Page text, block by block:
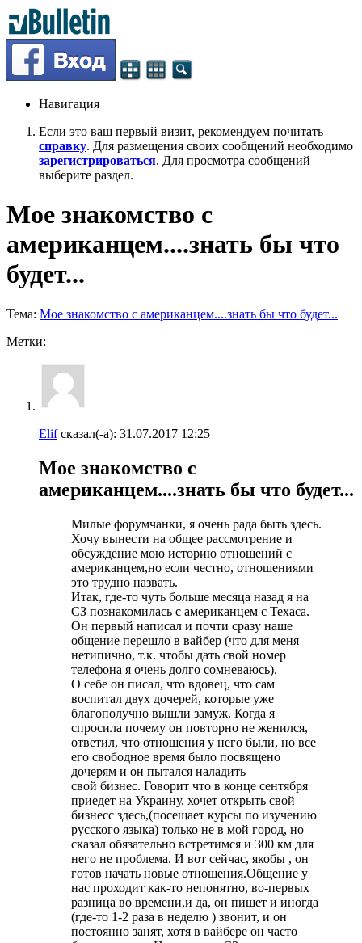
Навигация
Если это ваш первый визит, рекомендуем почитать
справку. Для размещения своих сообщений необходимо
зарегистрироваться. Для просмотра сообщений
выберите раздел.
Мое знакомство с
американцем....знать бы что
будет...
Тема: Мое знакомство с американцем....знать бы что будет...
Метки:
Elifсказал(-а): 31.07.2017 12:25
Мое знакомство с
американцем....знать бы что будет...
Милые форумчанки, я очень рада быть здесь.
Хочу вынести на общее рассмотрение и
обсуждение мою историю отношений с
американцем,но если честно, отношениями
это трудно назвать.
Итак, где-то чуть больше месяца назад я на
СЗ познакомилась с американцем с Техаса.
Он первый написал и почти сразу наше
общение перешло в вайбер (что для меня
нетипично, т.к. чтобы дать свой номер
телефона я очень долго сомневаюсь).
О себе он писал, что вдовец, что сам
воспитал двух дочерей, которые уже
благополучно вышли замуж. Когда я
спросила почему он повторно не женился,
ответил, что отношения у него были, но все
его свободное время было посвящено
дочерям и он пытался наладить
свой бизнес. Говорит что в конце сентября
приедет на Украину, хочет открыть свой
бизнесс здесь,(посещает курсы по изучению
русского языка) только не в мой город, но
сказал обязательно встретимся и 300 км для
него не проблема. И вот сейчас, якобы , он
готов начать новые отношения.Общение у
нас проходит как-то непонятно, во-первых
разница во времени,и да, он пишет и иногда
(где-то 1-2 раза в неделю ) звонит, и он
постоянно занят, хотя в вайбере он часто